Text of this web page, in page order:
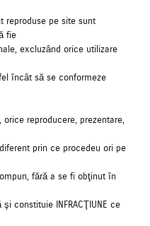
reproduse pe site sunt
fie
excluzând orice utilizare
încât să se conformeze
reproducere, prezentare,
prin ce procedeu ori pe
fără a se fi obţinut în
constituie INFRACŢIUNE ce